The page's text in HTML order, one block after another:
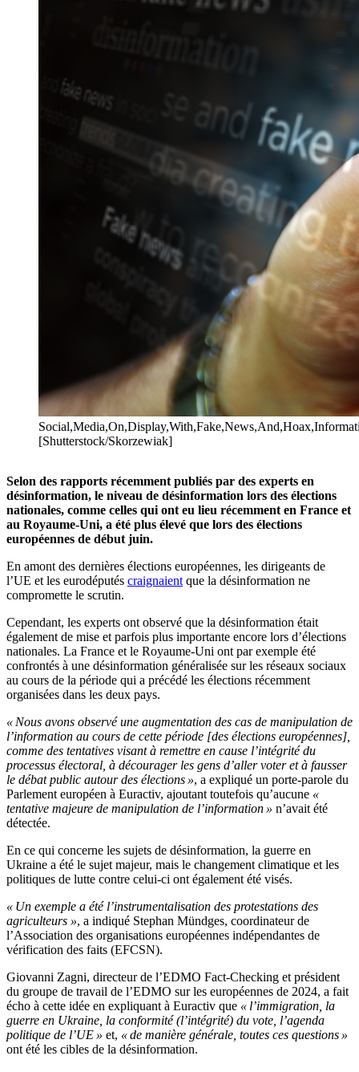
[Shutterstock/Skorzewiak]
Selon des rapports récemment publiés par des experts en
désinformation, le niveau de désinformation lors des élections
nationales, comme celles qui ont eu lieu récemment en France et
au Royaume-Uni, a été plus élevé que lors des élections
européennes de début juin.
En amont des dernières élections européennes, les dirigeants de
l’UE et les eurodéputés craignaient que la désinformation ne
compromette le scrutin.
Cependant, les experts ont observé que la désinformation était
également de mise et parfois plus importante encore lors d’élections
nationales. La France et le Royaume-Uni ont par exemple été
confrontés à une désinformation généralisée sur les réseaux sociaux
au cours de la période qui a précédé les élections récemment
organisées dans les deux pays.
« Nous avons observé une augmentation des cas de manipulation de
l’information au cours de cette période [des élections européennes],
comme des tentatives visant à remettre en cause l’intégrité du
processus électoral, à décourager les gens d’aller voter et à fausser
le débat public autour des élections », a expliqué un porte-parole du
Parlement européen à Euractiv, ajoutant toutefois qu’aucune «
tentative majeure de manipulation de l’information » n’avait été
détectée.
En ce qui concerne les sujets de désinformation, la guerre en
Ukraine a été le sujet majeur, mais le changement climatique et les
politiques de lutte contre celui-ci ont également été visés.
« Un exemple a été l’instrumentalisation des protestations des
agriculteurs », a indiqué Stephan Mündges, coordinateur de
l’Association des organisations européennes indépendantes de
vérification des faits (EFCSN).
Giovanni Zagni, directeur de l’EDMO Fact-Checking et président
du groupe de travail de l’EDMO sur les européennes de 2024, a fait
écho à cette idée en expliquant à Euractiv que « l’immigration, la
guerre en Ukraine, la conformité (l’intégrité) du vote, l’agenda
politique de l’UE » et, « de manière générale, toutes ces questions »
ont été les cibles de la désinformation.